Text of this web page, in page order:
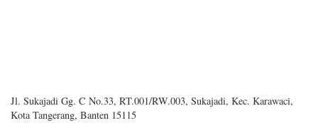
Jl. Sukajadi Gg. C No.33, RT.001/RW.003, Sukajadi, Kec. Karawaci,
Kota Tangerang, Banten 15115